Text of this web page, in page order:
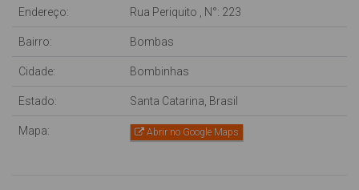
Endereço: Rua Periquito , N°: 223
Bairro: Bombas
Cidade: Bombinhas
Estado: Santa Catarina, Brasil
Mapa: Abrir no Google Maps